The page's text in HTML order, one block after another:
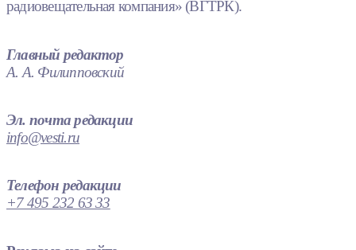
радиовещательная компания» (ВГТРК).
Главный редактор
А. А. Филипповский
Эл. почта редакции
info@vesti.ru
Телефон редакции
+7 495 232 63 33